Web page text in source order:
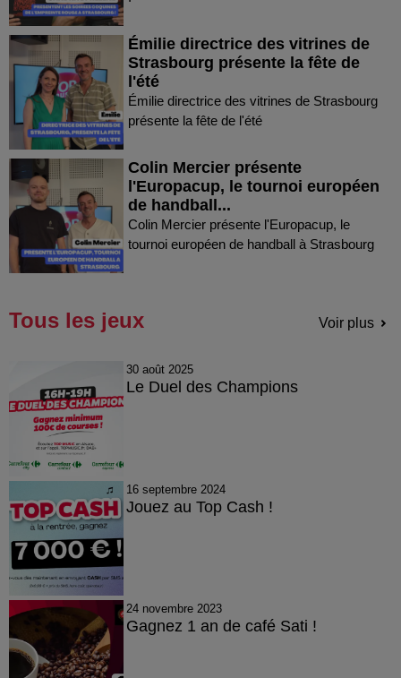
Émilie directrice des vitrines de
Strasbourg présente la fête de
l'été
Émilie directrice des vitrines de Strasbourg
présente la fête de l'été
Colin Mercier présente
l'Europacup, le tournoi européen
de handball...
Colin Mercier présente l'Europacup, le
tournoi européen de handball à Strasbourg
Tous les jeux Voir plus
30 août 2025
Le Duel des Champions
16 septembre 2024
Jouez au Top Cash !
24 novembre 2023
Gagnez 1 an de café Sati !